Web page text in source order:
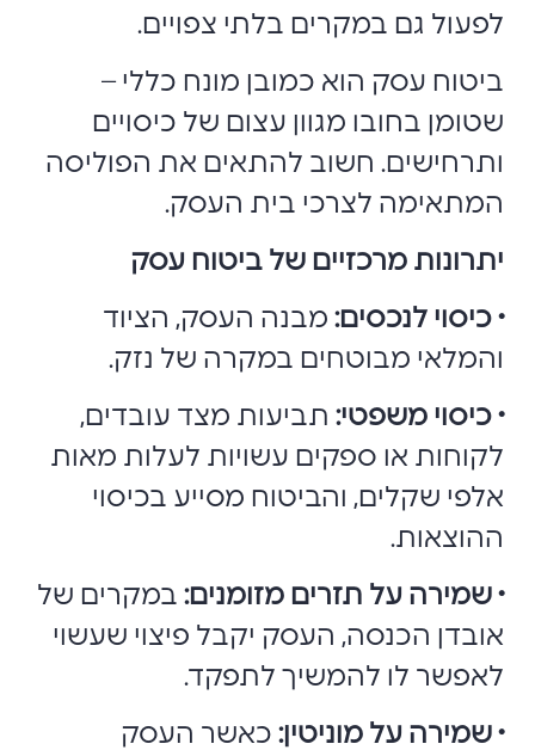
לפעול גם במקרים בלתי צפויים.
ביטוח עסק הוא כמובן מונח כללי –
שטומן בחובו מגוון עצום של כיסויים
ותרחישים. חשוב להתאים את הפוליסה
המתאימה לצרכי בית העסק.
יתרונות מרכזיים של ביטוח עסק
• כיסוי לנכסים: מבנה העסק, הציוד
והמלאי מבוטחים במקרה של נזק.
• כיסוי משפטי: תביעות מצד עובדים,
לקוחות או ספקים עשויות לעלות מאות
אלפי שקלים, והביטוח מסייע בכיסוי
ההוצאות.
• שמירה על תזרים מזומנים: במקרים של
אובדן הכנסה, העסק יקבל פיצוי שעשוי
לאפשר לו להמשיך לתפקד.
• שמירה על מוניטין: כאשר העסק